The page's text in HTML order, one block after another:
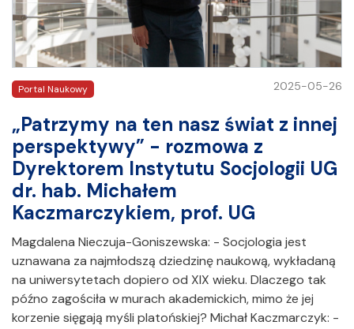
Portal Naukowy 2025-05-26
„Patrzymy na ten nasz świat z innej
perspektywy” - rozmowa z
Dyrektorem Instytutu Socjologii UG
dr. hab. Michałem
Kaczmarczykiem, prof. UG
Magdalena Nieczuja-Goniszewska: - Socjologia jest
uznawana za najmłodszą dziedzinę naukową, wykładaną
na uniwersytetach dopiero od XIX wieku. Dlaczego tak
późno zagościła w murach akademickich, mimo że jej
korzenie sięgają myśli platońskiej? Michał Kaczmarczyk: -